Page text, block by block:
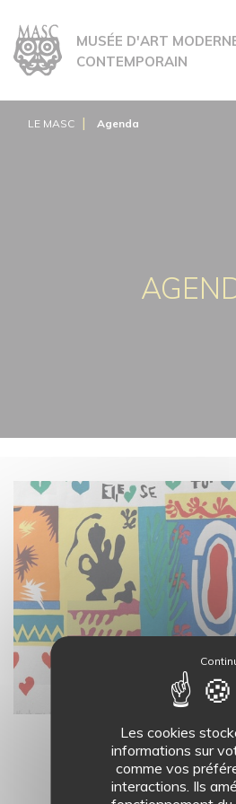
MUSÉE D'ART
CONTEMPORAIN
LE MASC Agenda
19
AOÛT
LES ATELIERS DU
Les cookies
informations sur
comme vos
interactions. Ils